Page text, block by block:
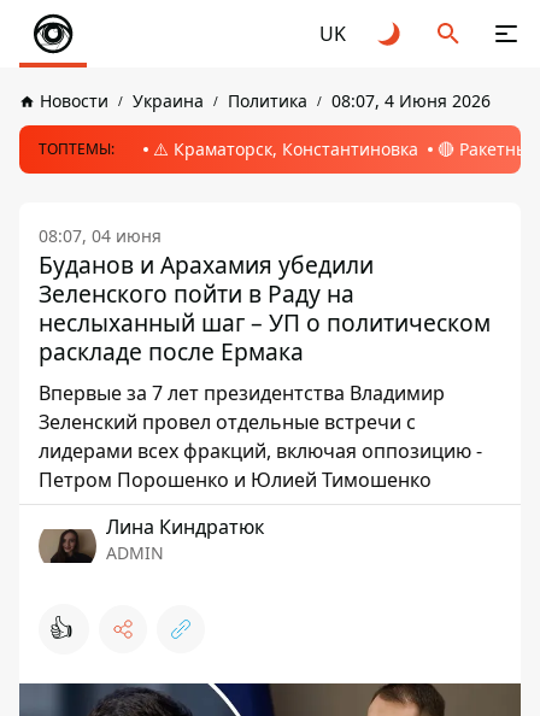
UK
Новости Украина Политика 08:07, 4 Июня 2026
ТОПТЕМЫ: ⚠️ Краматорск, Константиновка 🔴
08:07, 04 июня
Буданов и Арахамия убедили
Зеленского пойти в Раду на
неслыханный шаг – УП о политическом
раскладе после Ермака
Впервые за 7 лет президентства Владимир
Зеленский провел отдельные встречи с
лидерами всех фракций, включая оппозицию -
Петром Порошенко и Юлией Тимошенко
Лина Киндратюк
ADMIN
👍